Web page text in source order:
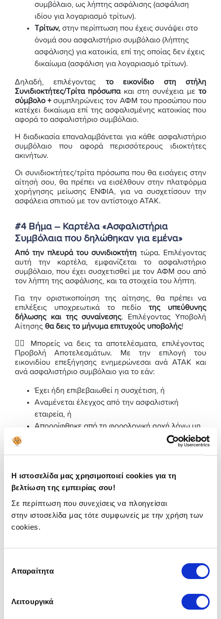
Η ιστοσελίδα μας χρησιμοποιεί cookies για τη
βελτίωση της εμπειρίας σου!
Σε περίπτωση που συνεχίσεις να πλοηγείσαι
στην ιστοσελίδα μας τότε συμφωνείς με την χρήση των
cookies.
συγκατάθεσης
Απαραίτητα
Λειτουργικά
συμβόλαιο, ως λήπτης ασφάλισης (ασφάλιση
ιδίου για λογαριασμό τρίτων).
Τρίτων, στην περίπτωση που έχεις συνάψει στο
όνομά σου ασφαλιστήριο συμβόλαιο (λήπτης
ασφάλισης) για κατοικία, επί της οποίας δεν έχεις
δικαίωμα (ασφάλιση για λογαριασμό τρίτων).
Δηλαδή, επιλέγοντας το εικονίδιο στη στήλη
Συνιδιοκτήτες/Τρίτα πρόσωπακαι στη συνέχεια μετο
σύμβολο +συμπληρώνεις τον ΑΦΜ του προσώπου που
κατέχει δικαίωμα επί της ασφαλισμένης κατοικίας που
αφορά το ασφαλιστήριο συμβόλαιο.
Η διαδικασία επαναλαμβάνεται για κάθε ασφαλιστήριο
συμβόλαιο που αφορά περισσότερους ιδιοκτήτες
ακινήτων.
Οι συνιδιοκτήτες/τρίτα πρόσωπα που θα εισάγεις στην
αίτησή σου, θα πρέπει να εισέλθουν στην πλατφόρμα
χορήγησης μείωσης ΕΝΦΙΑ, για να συσχετίσουν την
ασφάλεια σπιτιού με τον αντίστοιχο ΑΤΑΚ.
#4 Βήμα – Καρτέλα «Ασφαλιστήρια
Συμβόλαια που δηλώθηκαν για εμένα»
Από την πλευρά του συνιδιοκτήτη τώρα. Επιλέγοντας
αυτή την καρτέλα, εμφανίζεται το ασφαλιστήριο
συμβόλαιο, που έχει συσχετισθεί με τον ΑΦΜ σου από
τον λήπτη της ασφάλισης, και τα στοιχεία του λήπτη.
Για την οριστικοποίηση της αίτησης, θα πρέπει να
επιλέξεις υποχρεωτικά το πεδίοτης υπεύθυνης
δήλωσης και της συναίνεσης. Επιλέγοντας Υποβολή
Αίτησης θα δεις το μήνυμα επιτυχούς υποβολής!
👉🏼 Μπορείς να δεις τα αποτελέσματα, επιλέγοντας
Προβολή Αποτελεσμάτων. Με την επιλογή του
εικονιδίου επεξήγησης ενημερώνεσαι ανά ΑΤΑΚ και
ανά ασφαλιστήριο συμβόλαιο για το εάν:
Έχει ήδη επιβεβαιωθεί η συσχέτιση, ή
Αναμένεται έλεγχος από την ασφαλιστική
εταιρεία, ή
Απορρίφθηκε από τη φορολογική αρχή λόγω μη
προθεσμία για τη μείωση
ΕΝΦΙΑ;
📅Η μείωση του ΕΝΦΙΑ χορηγείται μέσω υποβολής
αίτησης, την οποία μπορείς να κάνεις έως τις
κεντρική εκκαθάρισή του, όταν δηλαδή προχωρήσεις
στην έκδοση εκκαθαριστικού, κάνεις και την
εκτύπωση
Τι πρέπει να προσέξω για να